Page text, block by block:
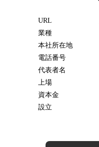
URL
業種
本社所在地
電話番号
代表者名
上場
資本金
設立